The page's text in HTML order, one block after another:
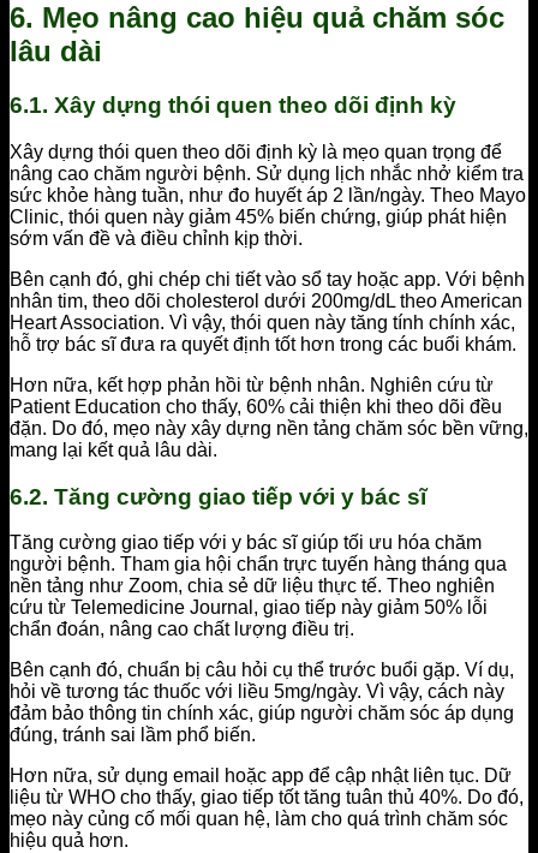
6. Mẹo nâng cao hiệu quả chăm sóc
lâu dài
6.1. Xây dựng thói quen theo dõi định kỳ
Xây dựng thói quen theo dõi định kỳ là mẹo quan trọng để
nâng cao chăm người bệnh. Sử dụng lịch nhắc nhở kiểm tra
sức khỏe hàng tuần, như đo huyết áp 2 lần/ngày. Theo Mayo
Clinic, thói quen này giảm 45% biến chứng, giúp phát hiện
sớm vấn đề và điều chỉnh kịp thời.
Bên cạnh đó, ghi chép chi tiết vào sổ tay hoặc app. Với bệnh
nhân tim, theo dõi cholesterol dưới 200mg/dL theo American
Heart Association. Vì vậy, thói quen này tăng tính chính xác,
hỗ trợ bác sĩ đưa ra quyết định tốt hơn trong các buổi khám.
Hơn nữa, kết hợp phản hồi từ bệnh nhân. Nghiên cứu từ
Patient Education cho thấy, 60% cải thiện khi theo dõi đều
đặn. Do đó, mẹo này xây dựng nền tảng chăm sóc bền vững,
mang lại kết quả lâu dài.
6.2. Tăng cường giao tiếp với y bác sĩ
Tăng cường giao tiếp với y bác sĩ giúp tối ưu hóa chăm
người bệnh. Tham gia hội chẩn trực tuyến hàng tháng qua
nền tảng như Zoom, chia sẻ dữ liệu thực tế. Theo nghiên
cứu từ Telemedicine Journal, giao tiếp này giảm 50% lỗi
chẩn đoán, nâng cao chất lượng điều trị.
Bên cạnh đó, chuẩn bị câu hỏi cụ thể trước buổi gặp. Ví dụ,
hỏi về tương tác thuốc với liều 5mg/ngày. Vì vậy, cách này
đảm bảo thông tin chính xác, giúp người chăm sóc áp dụng
đúng, tránh sai lầm phổ biến.
Hơn nữa, sử dụng email hoặc app để cập nhật liên tục. Dữ
liệu từ WHO cho thấy, giao tiếp tốt tăng tuân thủ 40%. Do đó,
mẹo này củng cố mối quan hệ, làm cho quá trình chăm sóc
hiệu quả hơn.